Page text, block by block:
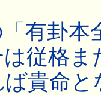
有卦本
従格
貴命と